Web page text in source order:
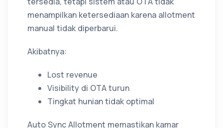
menampilkan ketersediaan karena allotment
manual tidak diperbarui.
Akibatnya:
Lost revenue
Visibility di OTA turun
Tingkat hunian tidak optimal
Auto Sync Allotment memastikan kamar